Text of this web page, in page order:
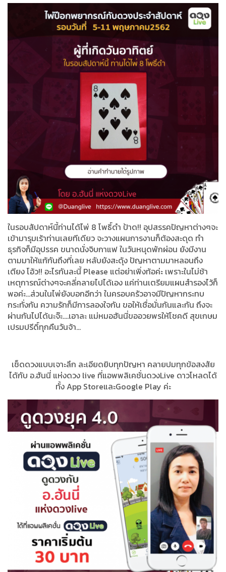
ในรอบสัปดาห์นี้ท่านได้ไพ่ 8 โพธิ์ดำ ป้าด!! อุปสรรคปัญหาต่างๆจะ
เข้ามารุมเร้าท่านเลยทีเดียว จะวางแผนการงานก็ต้องสะดุด ทำ
ธุรกิจก็มีอุปรรค ขนาดนั่งจิบกาแฟ ในวันหนุดพักผ่อน ยังมีงาน
ตามมาให้แก้กันถึงที่เลย หลับยังสะดุ้ง ปัญหาตามมาหลอนถึง
เตียง โอ้ว!! อะไรกันละนี้ Please แต่อย่าเพิ่งท้อค่ะ เพราะในไม่ช้า
เหตุการณ์ต่างๆจะคลี่คลายไปได้เอง แค่ท่านเตรียมแผนสำรองไว้ก็
พอค่ะ...ส่วนในไพ่ยังบอกอีกว่า ในครอบครัวอาจมีปัญหากระทบ
กระทั่งกัน ความรักก็มีการลองใจกัน ขอให้เชื่อมั่นกันและกัน ถึงจะ
ผ่านกันไปได้นะจ๊ะ....เอาละ แม่หมอฮันนี่ขออวยพรให้โชคดี สุขเกษม
เปรมปรีดิ์ทุกคืนวันจ้า...
เช็ดดวงแบบเจาะลึก ละเอียดยิบทุกปัญหา คลายปมทุกข้อสงสัย
ได้กับ อ.ฮันนี่ แห่งดวง live ที่แอพพลิเคชั่นดวงLive ดาวโหลดได้
ทั้ง App StoreและGoogle Play ค่ะ